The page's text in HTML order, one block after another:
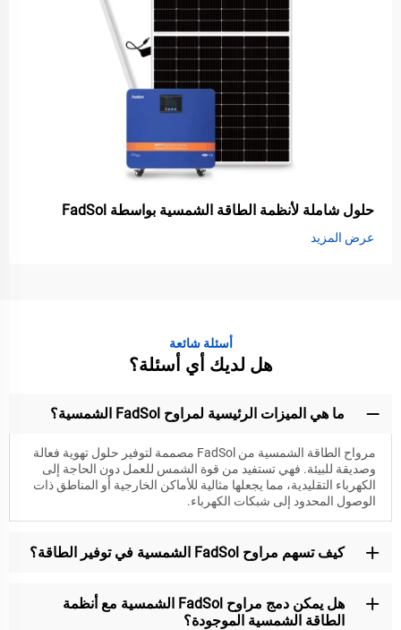
حلول شاملة لأنظمة الطاقة الشمسية بواسطة FadSol
عرض المزيد
أسئلة شائعة
هل لديك أي أسئلة؟
ما هي الميزات الرئيسية لمراوح FadSol الشمسية؟
مرواح الطاقة الشمسية من FadSol مصممة لتوفير حلول تهوية فعالة
وصديقة للبيئة. فهي تستفيد من قوة الشمس للعمل دون الحاجة إلى
الكهرباء التقليدية، مما يجعلها مثالية للأماكن الخارجية أو المناطق ذات
الوصول المحدود إلى شبكات الكهرباء.
كيف تسهم مراوح FadSol الشمسية في توفير الطاقة؟
هل يمكن دمج مراوح FadSol الشمسية مع أنظمة
الطاقة الشمسية الموجودة؟